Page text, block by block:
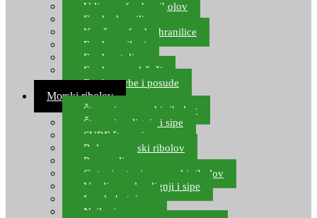
Udice za feeder ribolov
Feeder hranilice
Kopče za feeder hranilice
Feeder najloni
Feeder stolice
Feeder arm držači
Feeder torbe i posude
Morski ribolov
Štapovi za morski ribolov
Štapovi za lignje i sipe
SURF štapovi
Role za morski ribolov
Parangali
Gotovi setovi za morski ribolov
Varalice za lov lignji i sipe
Lov hobotnice
Najloni za more